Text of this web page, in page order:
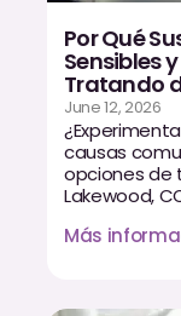
Por Qué
Sensibles
Tratando
June 12, 2026
causas
opciones de
Lakewood,
Más